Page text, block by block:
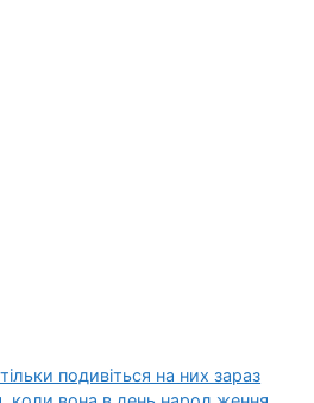
подивіться на них зараз